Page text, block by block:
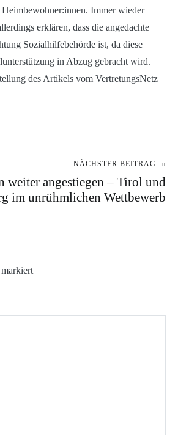
Immer wieder
erklären, dass die angedachte
Sozialhilfebehörde ist, da diese
in Abzug gebracht wird.
des Artikels vom VertretungsNetz
NÄCHSTER BEITRAG
weiter angestiegen – Tirol und
im unrühmlichen Wettbewerb
markiert